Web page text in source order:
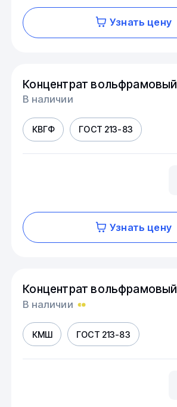
Узнать цену
Концентрат вольфрамовый
В наличии
КВГФ ГОСТ 213-83
Узнать цену
Концентрат вольфрамовый
В наличии
КМШ ГОСТ 213-83